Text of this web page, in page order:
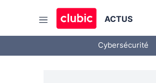
ACTUS
Cybersécurité